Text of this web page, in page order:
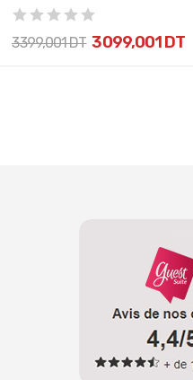
3 399,001 DT 3 099,001 DT